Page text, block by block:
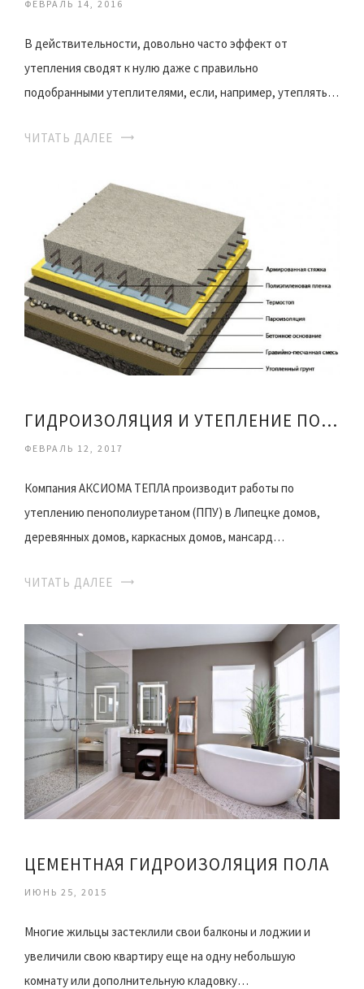
ФЕВРАЛЬ 14, 2016
В действительности, довольно часто эффект от
утепления сводят к нулю даже с правильно
подобранными утеплителями, если, например, утеплять…
ЧИТАТЬ ДАЛЕЕ
ГИДРОИЗОЛЯЦИЯ И УТЕПЛЕНИЕ ПОЛА
ФЕВРАЛЬ 12, 2017
Компания АКСИОМА ТЕПЛА производит работы по
утеплению пенополиуретаном (ППУ) в Липецке домов,
деревянных домов, каркасных домов, мансард…
ЧИТАТЬ ДАЛЕЕ
ЦЕМЕНТНАЯ ГИДРОИЗОЛЯЦИЯ ПОЛА
ИЮНЬ 25, 2015
Многие жильцы застеклили свои балконы и лоджии и
увеличили свою квартиру еще на одну небольшую
комнату или дополнительную кладовку…